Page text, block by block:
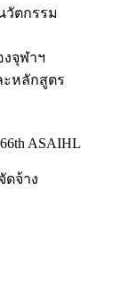
วัตกรรม
จุฬาฯ
ะหลักสูตร
ASAIHL
ดจ้าง